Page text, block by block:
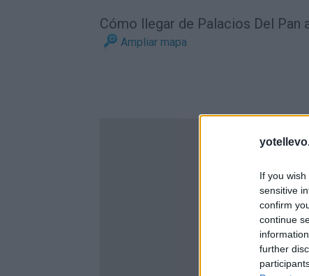
If you
sensitive
confirm
continue
further
Cómo llegar de Palacios Del Pan
Ampliar mapa